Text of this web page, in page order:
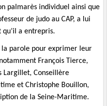
palmarès individuel ainsi que
de judo au CAP, a lui
a entrepris.
la parole pour exprimer leur
François Tierce,
Largillet, Conseillère
et Christophe Bouillon,
de la Seine-Maritime.